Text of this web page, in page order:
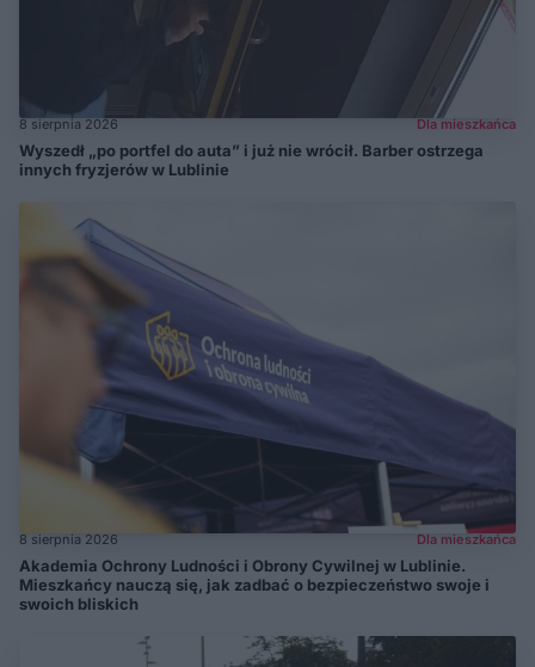
8 sierpnia 2026 Dla mieszkańca
Wyszedł „po portfel do auta” i już nie wrócił. Barber ostrzega
innych fryzjerów w Lublinie
8 sierpnia 2026 Dla mieszkańca
Akademia Ochrony Ludności i Obrony Cywilnej w Lublinie.
Mieszkańcy nauczą się, jak zadbać o bezpieczeństwo swoje i
swoich bliskich